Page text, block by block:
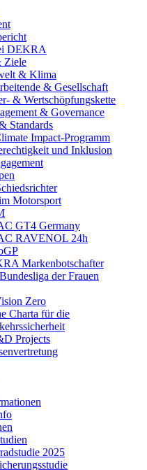
DEKRA
Ziele
& Klima
& Gesellschaft
& Wertschöpfungskette
& Governance
Standards
Impact-Programm
und Inklusion​
Motorsport
GT4 Germany
RAVENOL 24h
Markenbotschafter
der Frauen
Zero
Charta für die
Projects
2025